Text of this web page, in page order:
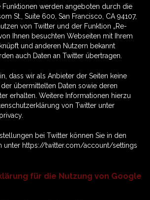
Funktionen werden angeboten durch die
St., Suite 600, San Francisco, CA 94107,
von Twitter und der Funktion „Re-
Ihnen besuchten Webseiten mit Ihrem
und anderen Nutzern bekannt
auch Daten an Twitter übertragen.
dass wir als Anbieter der Seiten keine
übermittelten Daten sowie deren
erhalten. Weitere Informationen hierzu
von Twitter unter
bei Twitter können Sie in den
unter https://twitter.com/account/settings
für die Nutzung von Google